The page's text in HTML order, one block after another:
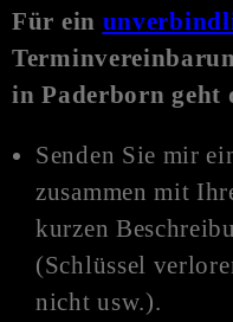
Für ein
in Paderborn geht
Senden Sie mir
zusammen mit
kurzen
(Schlüssel
nicht usw.).